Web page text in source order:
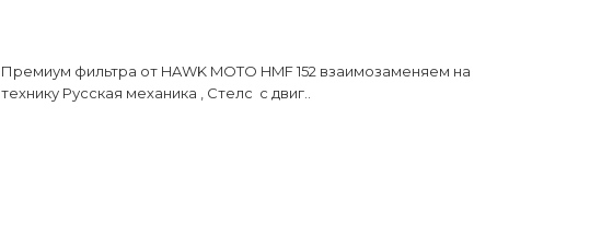
Премиум фильтра от HAWK MOTO HMF 152 взаимозаменяем на
технику Русская механика , Стелс с двиг..